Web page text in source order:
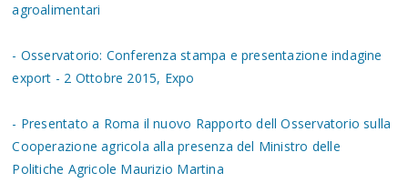
agroalimentari
- Osservatorio: Conferenza stampa e presentazione indagine
export - 2 Ottobre 2015, Expo
- Presentato a Roma il nuovo Rapporto dell Osservatorio sulla
Cooperazione agricola alla presenza del Ministro delle
Politiche Agricole Maurizio Martina